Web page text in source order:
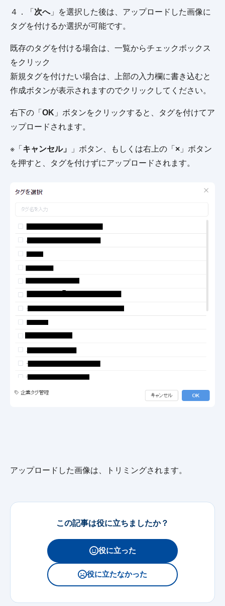
４．「 次へ」を選択した後は、アップロードした画像に
タグを付けるか選択が可能です。
既存のタグを付ける場合は、一覧からチェックボックス
をクリック
新規タグを付けたい場合は、上部の入力欄に書き込むと
作成ボタンが表示されますのでクリックしてください。
右下の「 OK 」ボタンをクリックすると、タグを付けてア
ップロードされます。
※「 キャンセル」 」ボタン、もしくは右上の「 × 」ボタン
を押すと、タグを付けずにアップロードされます。
アップロードした画像は、トリミングされます。
この記事は役に立ちましたか？
役に立った
役に立たなかった